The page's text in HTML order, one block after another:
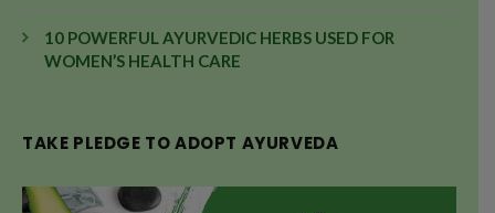
10 POWERFUL AYURVEDIC HERBS USED FOR
WOMEN’S HEALTH CARE
TAKE PLEDGE TO ADOPT AYURVEDA